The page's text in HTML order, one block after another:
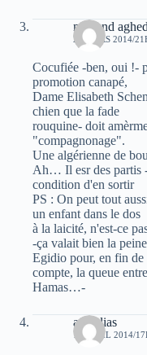
mohand
22 MARS 2014/
Cocufiée -ben, oui !-
promotion canapé,
Dame Elisabeth
chien que la fade
rouquine- doit
"compagnonage".
Une algérienne de
Ah… Il esr des partis
condition d'en sortir
PS : On peut tout
un enfant dans le dos
à la laicité, n'est-ce
-ça valait bien la
Egidio pour, en fin de
compte, la queue
Hamas…-
aga alias
15 AVRIL 2014/